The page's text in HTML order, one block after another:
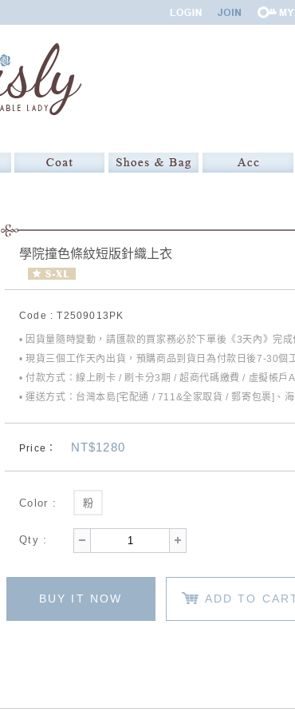
學院撞色條紋短版針織上衣
Code : T2509013PK
• 因貨量隨時變動，請匯款的買家務必於下單後《3天內》完
• 現貨三個工作天內出貨，預購商品到貨日為付款日後7-30個
• 付款方式：線上刷卡 / 刷卡分3期 / 超商代碼繳費 / 虛擬帳戶
• 運送方式：台灣本島[宅配通 / 711&全家取貨 / 郵寄包裹]、
Price： NT$1280
Color : 粉
Qty :
BUY IT NOW ADD TO